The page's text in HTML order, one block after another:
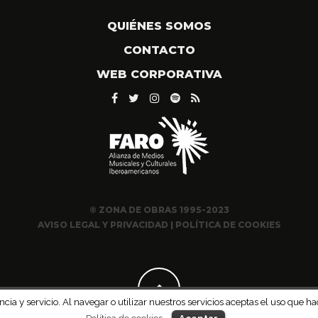
QUIÉNES SOMOS
CONTACTO
WEB CORPORATIVA
© ZONA DE OBRAS 1995-2023
AVISO LEGAL Y PRIVACIDAD | POLÍTICA DE COOKIES
y servicio. Al navegar o utilizar nuestros servicios aceptas el uso que